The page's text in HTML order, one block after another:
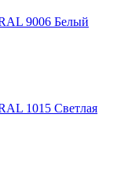
9006 Белый
1015 Светлая